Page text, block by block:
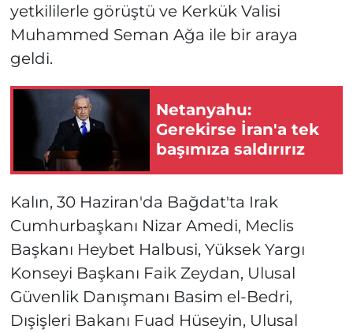
yetkililerle görüştü ve Kerkük Valisi
Muhammed Seman Ağa ile bir araya
geldi.
Netanyahu:
Gerekirse İran'a tek
başımıza saldırırız
Kalın, 30 Haziran'da Bağdat'ta Irak
Cumhurbaşkanı Nizar Amedi, Meclis
Başkanı Heybet Halbusi, Yüksek Yargı
Konseyi Başkanı Faik Zeydan, Ulusal
Güvenlik Danışmanı Basim el-Bedri,
Dışişleri Bakanı Fuad Hüseyin, Ulusal